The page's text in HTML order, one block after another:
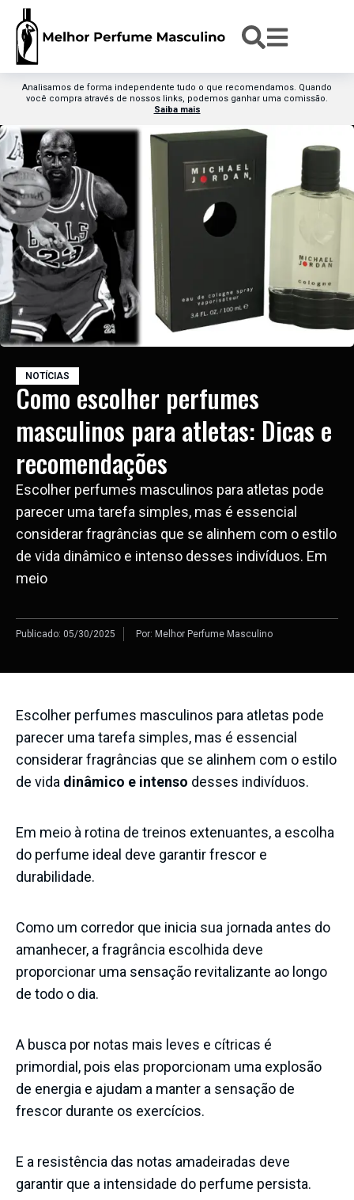
Analisamos de forma independente tudo o que recomendamos. Quando
você compra através de nossos links, podemos ganhar uma comissão.
Saiba mais
NOTÍCIAS
Como escolher perfumes
masculinos para atletas: Dicas e
recomendações
Escolher perfumes masculinos para atletas pode
parecer uma tarefa simples, mas é essencial
considerar fragrâncias que se alinhem com o estilo
de vida dinâmico e intenso desses indivíduos. Em
meio
Publicado: 05/30/2025 Por: Melhor Perfume Masculino
Escolher perfumes masculinos para atletas pode
parecer uma tarefa simples, mas é essencial
considerar fragrâncias que se alinhem com o estilo
de vida dinâmico e intenso desses indivíduos.
Em meio à rotina de treinos extenuantes, a escolha
do perfume ideal deve garantir frescor e
durabilidade.
Como um corredor que inicia sua jornada antes do
amanhecer, a fragrância escolhida deve
proporcionar uma sensação revitalizante ao longo
de todo o dia.
A busca por notas mais leves e cítricas é
primordial, pois elas proporcionam uma explosão
de energia e ajudam a manter a sensação de
frescor durante os exercícios.
E a resistência das notas amadeiradas deve
garantir que a intensidade do perfume persista.